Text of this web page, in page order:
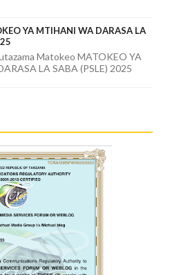
YA MTIHANI WA DARASA LA
Matokeo MATOKEO YA
LA SABA (PSLE) 2025